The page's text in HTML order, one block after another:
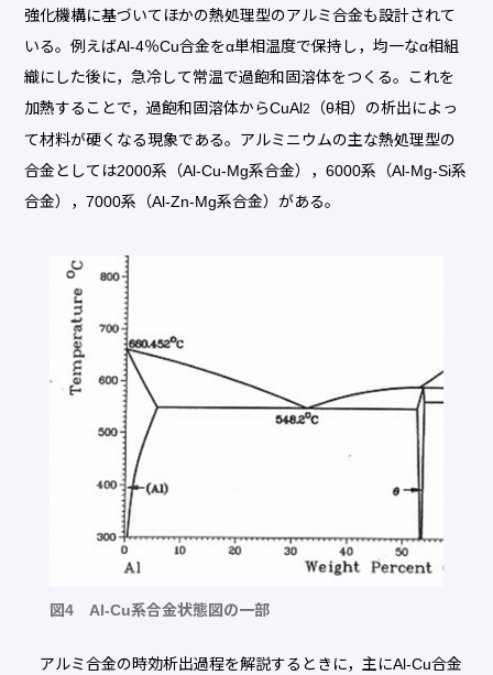
強化機構に基づいてほかの熱処理型のアルミ合金も設計されて
いる。例えばAl-4％Cu合金をα単相温度で保持し，均一なα相組
織にした後に，急冷して常温で過飽和固溶体をつくる。これを
加熱することで，過飽和固溶体からCuAl2
（θ相）の析出によっ
て材料が硬くなる現象である。アルミニウムの主な熱処理型の
合金としては2000系（Al-Cu-Mg系合金），6000系（Al-Mg-Si系
合金），7000系（Al-Zn-Mg系合金）がある。
図4 Al-Cu系合金状態図の一部
アルミ合金の時効析出過程を解説するときに，主にAl-Cu合金